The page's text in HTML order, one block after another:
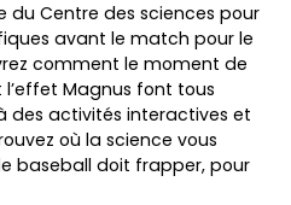
du Centre des sciences pour
avant le match pour le
comment le moment de
Magnus font tous
des activités interactives et
où la science vous
baseball doit frapper, pour